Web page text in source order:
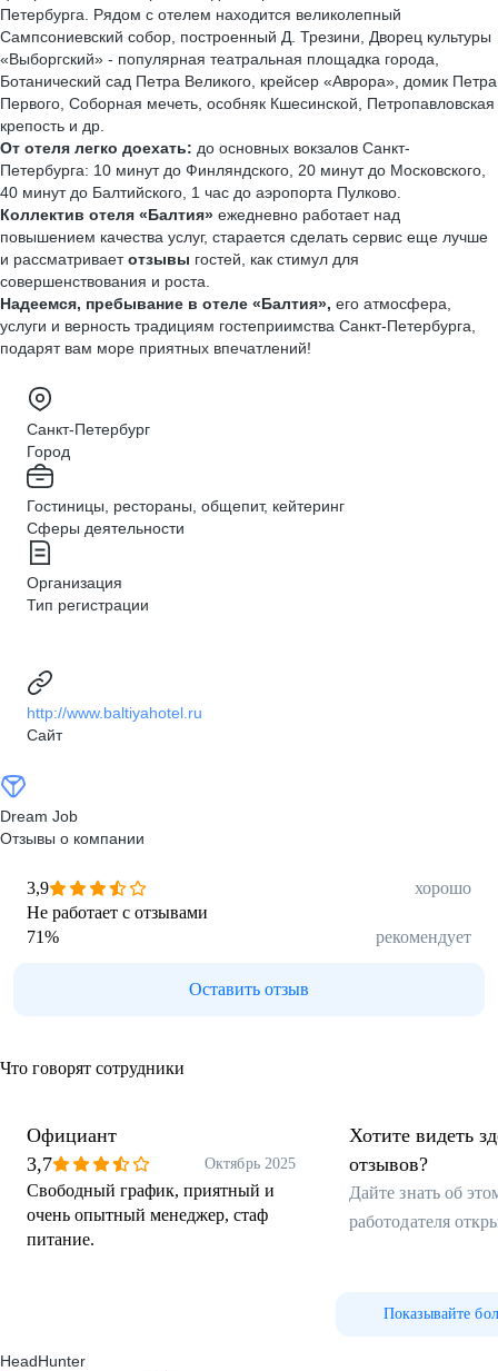
Петербурга. Рядом с отелем находится великолепный
Сампсониевский собор, построенный Д. Трезини, Дворец культуры
«Выборгский» - популярная театральная площадка города,
Ботанический сад Петра Великого, крейсер «Аврора», домик Петра
Первого, Соборная мечеть, особняк Кшесинской, Петропавловская
крепость и др.
От отеля легко доехать: до основных вокзалов Санкт-
Петербурга: 10 минут до Финляндского, 20 минут до Московского,
40 минут до Балтийского, 1 час до аэропорта Пулково.
Коллектив отеля «Балтия» ежедневно работает над
повышением качества услуг, старается сделать сервис еще лучше
и рассматриваетотзывы гостей, как стимул для
совершенствования и роста.
Надеемся, пребывание в отеле «Балтия», его атмосфера,
услуги и верность традициям гостеприимства Санкт-Петербурга,
подарят вам море приятных впечатлений!
Санкт-Петербург
Город
Гостиницы, рестораны, общепит, кейтеринг
Сферы деятельности
Организация
Тип регистрации
http://www.baltiyahotel.ru
Сайт
Dream Job
Отзывы о компании
3,9
хорошо
Не работает с отзывами
71% рекомендует
Оставить отзыв
Что говорят сотрудники
Официант
3,7
Октябрь 2025
Свободный график, приятный и
очень опытный менеджер, стаф
питание.
Хотите видеть
отзывов?
Дайте знать об
работодателя
Показывайте
HeadHunter